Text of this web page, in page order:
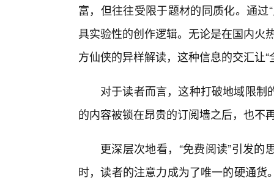
富，但往往受限于题材的同质化。通
具实验性的创作逻辑。无论是在国内火
方仙侠的异样解读，这种信息的交汇让
对于读者而言，这种打破地域限
的内容被锁在昂贵的订阅墙之后，也不
更深层次地看，“免费阅读”引发
时，读者的注意力成为了唯一的硬通